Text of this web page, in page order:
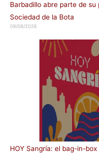
Barbadillo abre parte de
Sociedad de la Bota
09/08/2026
HOY Sangría: el bag-in-